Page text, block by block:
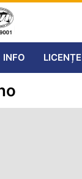
INFO LICENȚE